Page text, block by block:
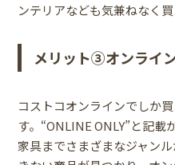
ンテリアなども気兼ねなく
メリット③オンライ
コストコオンラインでしか
す。“ONLINE ONLY”と記載
家具までさまざまなジャン